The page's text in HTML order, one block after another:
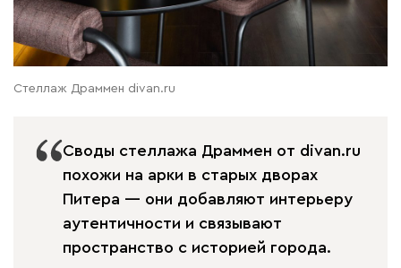
Стеллаж Драммен divan.ru
Своды стеллажа Драммен от divan.ru
похожи на арки в старых дворах
Питера — они добавляют интерьеру
аутентичности и связывают
пространство с историей города.